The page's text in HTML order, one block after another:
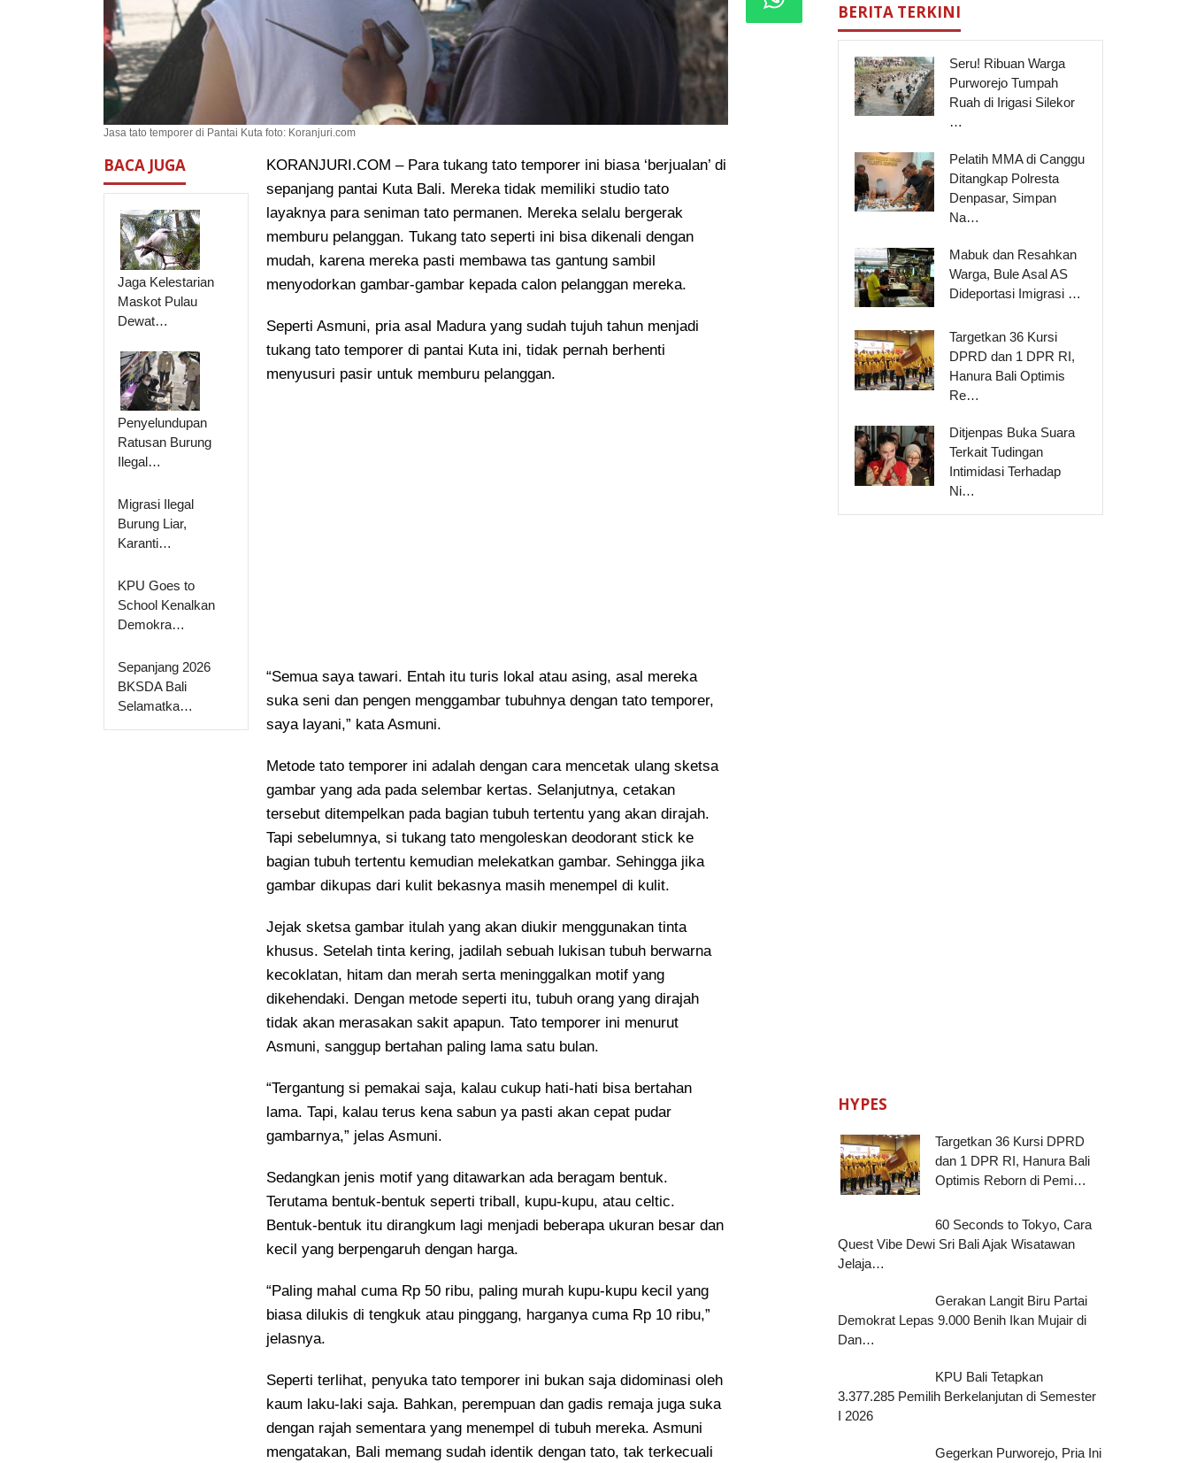
Jasa tato temporer di Pantai Kuta foto: Koranjuri.com
BACA JUGA
Jaga Kelestarian
Maskot Pulau
Dewat…
Penyelundupan
Ratusan Burung
Ilegal…
Migrasi Ilegal
Burung Liar,
Karanti…
KPU Goes to
School Kenalkan
Demokra…
Sepanjang 2026
BKSDA Bali
Selamatka…
KORANJURI.COM – Para tukang tato temporer ini biasa ‘berjualan’ di
sepanjang pantai Kuta Bali. Mereka tidak memiliki studio tato
layaknya para seniman tato permanen. Mereka selalu bergerak
memburu pelanggan. Tukang tato seperti ini bisa dikenali dengan
mudah, karena mereka pasti membawa tas gantung sambil
menyodorkan gambar-gambar kepada calon pelanggan mereka.
Seperti Asmuni, pria asal Madura yang sudah tujuh tahun menjadi
tukang tato temporer di pantai Kuta ini, tidak pernah berhenti
menyusuri pasir untuk memburu pelanggan.
“Semua saya tawari. Entah itu turis lokal atau asing, asal mereka
suka seni dan pengen menggambar tubuhnya dengan tato temporer,
saya layani,” kata Asmuni.
Metode tato temporer ini adalah dengan cara mencetak ulang sketsa
gambar yang ada pada selembar kertas. Selanjutnya, cetakan
tersebut ditempelkan pada bagian tubuh tertentu yang akan dirajah.
Tapi sebelumnya, si tukang tato mengoleskan deodorant stick ke
bagian tubuh tertentu kemudian melekatkan gambar. Sehingga jika
gambar dikupas dari kulit bekasnya masih menempel di kulit.
Jejak sketsa gambar itulah yang akan diukir menggunakan tinta
khusus. Setelah tinta kering, jadilah sebuah lukisan tubuh berwarna
kecoklatan, hitam dan merah serta meninggalkan motif yang
dikehendaki. Dengan metode seperti itu, tubuh orang yang dirajah
tidak akan merasakan sakit apapun. Tato temporer ini menurut
Asmuni, sanggup bertahan paling lama satu bulan.
“Tergantung si pemakai saja, kalau cukup hati-hati bisa bertahan
lama. Tapi, kalau terus kena sabun ya pasti akan cepat pudar
gambarnya,” jelas Asmuni.
Sedangkan jenis motif yang ditawarkan ada beragam bentuk.
Terutama bentuk-bentuk seperti triball, kupu-kupu, atau celtic.
Bentuk-bentuk itu dirangkum lagi menjadi beberapa ukuran besar dan
kecil yang berpengaruh dengan harga.
“Paling mahal cuma Rp 50 ribu, paling murah kupu-kupu kecil yang
biasa dilukis di tengkuk atau pinggang, harganya cuma Rp 10 ribu,”
jelasnya.
Seperti terlihat, penyuka tato temporer ini bukan saja didominasi oleh
kaum laku-laki saja. Bahkan, perempuan dan gadis remaja juga suka
dengan rajah sementara yang menempel di tubuh mereka. Asmuni
mengatakan, Bali memang sudah identik dengan tato, tak terkecuali
BERITA TERKINI
Seru! Ribuan Warga
Purworejo Tumpah
Ruah di Irigasi Silekor
…
Pelatih MMA di Canggu
Ditangkap Polresta
Denpasar, Simpan
Na…
Mabuk dan Resahkan
Warga, Bule Asal AS
Dideportasi Imigrasi …
Targetkan 36 Kursi
DPRD dan 1 DPR RI,
Hanura Bali Optimis
Re…
Ditjenpas Buka Suara
Terkait Tudingan
Intimidasi Terhadap
Ni…
HYPES
Targetkan 36 Kursi DPRD
dan 1 DPR RI, Hanura Bali
Optimis Reborn di Pemi…
60 Seconds to Tokyo, Cara
Quest Vibe Dewi Sri Bali Ajak Wisatawan
Jelaja…
Gerakan Langit Biru Partai
Demokrat Lepas 9.000 Benih Ikan Mujair di
Dan…
KPU Bali Tetapkan
3.377.285 Pemilih Berkelanjutan di Semester
I 2026
Gegerkan Purworejo, Pria Ini